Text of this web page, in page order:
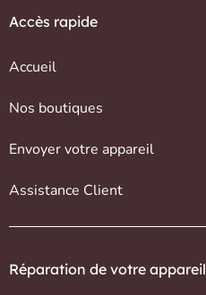
Accès rapide
Accueil
Nos boutiques
Envoyer votre appareil
Assistance Client
Réparation de votre appareil